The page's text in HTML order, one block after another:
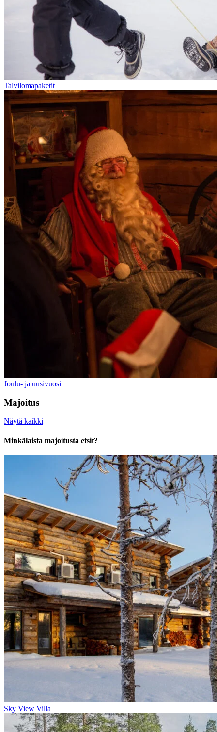
Talvilomapaketit
Joulu- ja uusivuosi
Majoitus
Näytä kaikki
Minkälaista majoitusta etsit?
Sky View Villa